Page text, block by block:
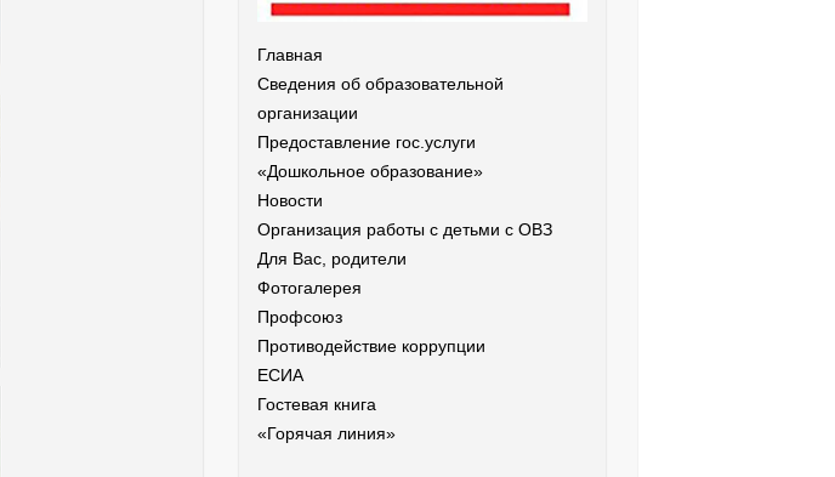
Главная
Сведения об образовательной
организации
Предоставление гос.услуги
«Дошкольное образование»
Новости
Организация работы с детьми с ОВЗ
Для Вас, родители
Фотогалерея
Профсоюз
Противодействие коррупции
ЕСИА
Гостевая книга
«Горячая линия»